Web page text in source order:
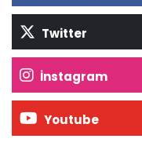
Twitter
İnstagram
Youtube